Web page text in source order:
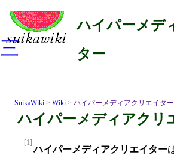
ハイパーメデ
ター
SuikaWiki > Wiki > ハイパーメディアクリエイター
ハイパーメディアクリ
[1]
ハイパーメディアクリエイター
三